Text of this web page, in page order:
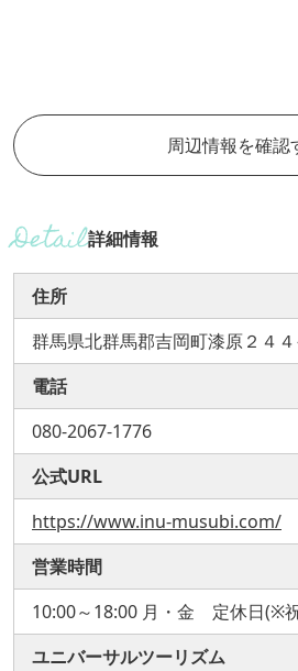
周辺情報を確認
詳細情報
住所
群馬県北群馬郡吉岡町漆原２４
電話
080-2067-1776
公式URL
https://www.inu-musubi.com/
営業時間
10:00～18:00 月・金 定休日(※
ユニバーサルツーリズム